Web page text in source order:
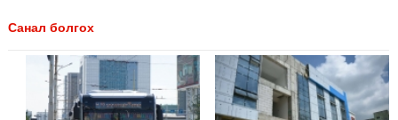
Санал болгох